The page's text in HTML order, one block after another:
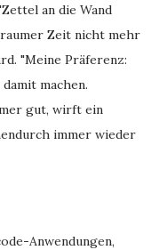
an die Wand
Zeit nicht mehr
"Meine Präferenz:
machen.
gut, wirft ein
immer wieder
Anwendungen,